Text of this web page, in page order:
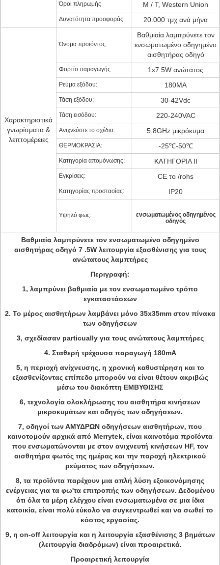
Όροι πληρωμής Μ / Τ, Western Union
Δυνατότητα προσφοράς 20.000 τμχ ανά μήνα
Χαρακτηριστικά
γνωρίσματα &
λεπτομέρειες
Όνομα προϊόντος:
Βαθμιαία λαμπρύνετε τον
ενσωματωμένο οδηγημένο
αισθητήρας οδηγό
Φορτίο παραγωγής: 1x7.5W ανώτατος
Ρεύμα εξόδου: 180MA
Τάση εξόδου: 30-42Vdc
Τάση εισόδου: 220-240VAC
Ανιχνεύστε το σχέδιο: 5.8GHz μικρόκυμα
ΘΕΡΜΟΚΡΑΣΙΑ: -25℃-50℃
Κατηγορία απομόνωσης: ΚΑΤΗΓΟΡΙΑ ΙΙ
Εγκρίσεις: CE το /rohs
Κατηγορίας προστασίας: IP20
Υψηλό φως:
ενσωματωμένος οδηγημένος
οδηγός
Βαθμιαία λαμπρύνετε τον ενσωματωμένο οδηγημένο
αισθητήρας οδηγό 7 .5W λειτουργία εξασθένισης για τους
ανώτατους λαμπτήρες
Περιγραφή:
1, λαμπρύνει βαθμιαία με τον ενσωματωμένο τρόπο
εγκαταστάσεων
2. Το μέρος αισθητήρων λαμβάνει μόνο 35x35mm στον πίνακα
των οδηγήσεων
3, σχεδίασαν particually για τους ανώτατους λαμπτήρες
4. Σταθερή τρέχουσα παραγωγή 180mA
5, η περιοχή ανίχνευσης, η χρονική καθυστέρηση και το
εξασθενίζοντας επίπεδο μπορούν να είναι θέτουν ακριβώς
μέσω του διακόπτη ΕΜΒΥΘΙΣΗΣ
6, τεχνολογία ολοκλήρωσης του αισθητήρα κινήσεων
μικροκυμάτων και οδηγός των οδηγήσεων.
7, οδηγοί των ΑΜΥΔΡΩΝ οδηγήσεων αισθητήρων, που
καινοτομούν αρχικά από Merrytek, είναι καινοτόμα προϊόντα
που ενσωματώνονται με στον ανιχνευτή κινήσεων HF, τον
αισθητήρα φωτός της ημέρας και την παροχή ηλεκτρικού
ρεύματος των οδηγήσεων.
8, τα προϊόντα παρέχουν μια απλή λύση εξοικονόμησης
ενέργειας για τα φω'τα επιτροπής των οδηγήσεων. Δεδομένου
ότι όλα τα μέρη ελέγχου είναι ενσωματωμένα σε μια ίδια
κατοικία, είναι πολύ εύκολο να συγκεντρωθεί και να σωθεί το
κόστος εργασίας.
9, η on-off λειτουργία και η λειτουργία εξασθένισης 3 βημάτων
(λειτουργία διαδρόμων) είναι προαιρετικά.
Προαιρετική λειτουργία